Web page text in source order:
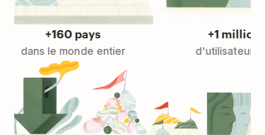
+160 pays
dans le monde entier
+1 millions
d'utilisateurs Pro